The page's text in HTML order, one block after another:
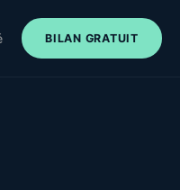
BILAN GRATUIT